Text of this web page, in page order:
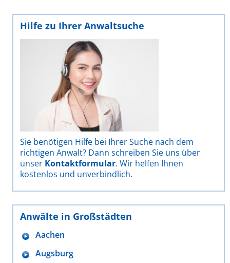
Hilfe zu Ihrer Anwaltsuche
Sie benötigen Hilfe bei Ihrer Suche nach dem
richtigen Anwalt? Dann schreiben Sie uns über
unser Kontaktformular. Wir helfen Ihnen
kostenlos und unverbindlich.
Anwälte in Großstädten
Aachen
Augsburg